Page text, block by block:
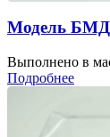
Модель
Выполнено в
Подробнее